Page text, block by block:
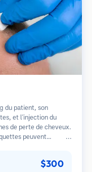
du patient, son
et l'injection du
de perte de cheveux.
peuvent
$300